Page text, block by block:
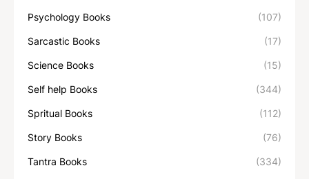
Psychology Books (107)
Sarcastic Books (17)
Science Books (15)
Self help Books (344)
Spritual Books (112)
Story Books (76)
Tantra Books (334)